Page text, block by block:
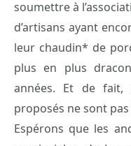
soumettre à
d’artisans ayant
leur chaudin* de
plus en plus
années. Et de fait,
proposés ne sont
Espérons que les